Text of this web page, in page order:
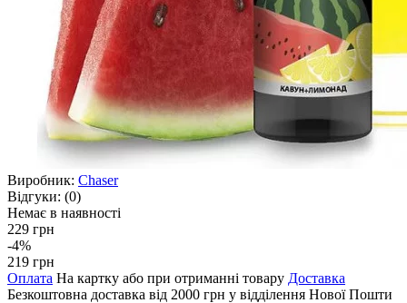
Виробник: Chaser
Відгуки: (0)
Немає в наявності
229 грн
-4%
219 грн
Оплата На картку або при отриманні товару Доставка
Безкоштовна доставка від 2000 грн у відділення Нової Пошти